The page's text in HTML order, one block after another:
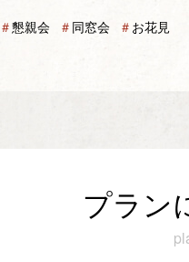
＃懇親会 ＃ 同窓会 ＃ お花見
プラン